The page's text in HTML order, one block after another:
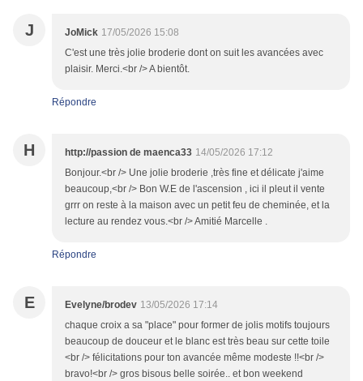
J JoMick 17/05/2026 15:08
C'est une très jolie broderie dont on suit les avancées avec
plaisir. Merci.<br /> A bientôt.
Répondre
H http://passion de maenca33 14/05/2026 17:12
Bonjour.<br /> Une jolie broderie ,très fine et délicate j'aime
beaucoup,<br /> Bon W.E de l'ascension , ici il pleut il vente
grrr on reste à la maison avec un petit feu de cheminée, et la
lecture au rendez vous.<br /> Amitié Marcelle .
Répondre
E Evelyne/brodev 13/05/2026 17:14
chaque croix a sa "place" pour former de jolis motifs toujours
beaucoup de douceur et le blanc est très beau sur cette toile
<br /> félicitations pour ton avancée même modeste !!<br />
bravo!<br /> gros bisous belle soirée.. et bon weekend